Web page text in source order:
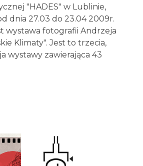
"HADES" w Lublinie,
dnia 27.03 do 23.04 2009r.
wystawa fotografii Andrzeja
Klimaty". Jest to trzecia,
wystawy zawierająca 43